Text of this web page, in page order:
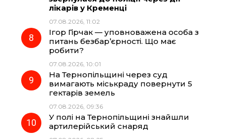
лікарів у Кременці
07.08.2026, 11:02
Ігор Гірчак — уповноважена особа з
питань безбар’єрності. Що має
робити?
07.08.2026, 10:01
На Тернопільщині через суд
вимагають міськраду повернути 5
гектарів земель
07.08.2026, 09:36
У полі на Тернопільщині знайшли
артилерійський снаряд